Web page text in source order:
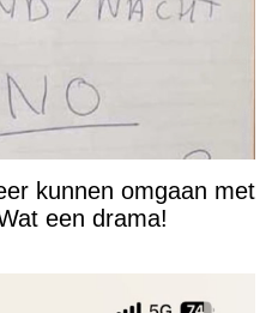
kunnen omgaan met
een drama!